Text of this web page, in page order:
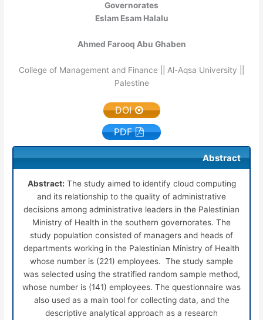
Governorates
Eslam Esam Halalu
Ahmed Farooq Abu Ghaben
College of Management and Finance || Al-Aqsa University ||
Palestine
DOI
PDF
Abstract
Abstract: The study aimed to identify cloud computing
and its relationship to the quality of administrative
decisions among administrative leaders in the Palestinian
Ministry of Health in the southern governorates. The
study population consisted of managers and heads of
departments working in the Palestinian Ministry of Health
whose number is (221) employees. The study sample
was selected using the stratified random sample method,
whose number is (141) employees. The questionnaire was
also used as a main tool for collecting data, and the
descriptive analytical approach as a research